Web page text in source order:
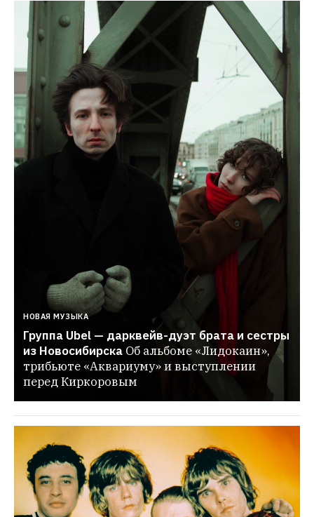
НОВАЯ МУЗЫКА
Группа Ubel — дарквейв-дуэт брата и сестры
из Новосибирска Об альбоме «Лидокаин»,
трибьюте «Аквариуму» и выступлении
перед Киркоровым